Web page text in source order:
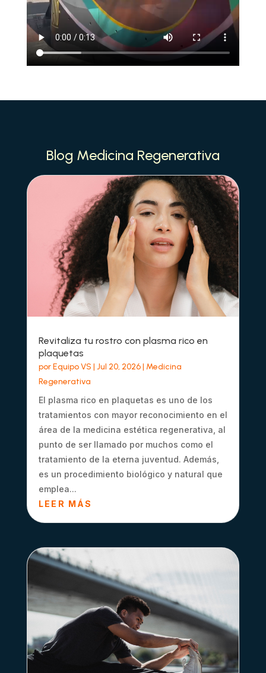
Blog Medicina Regenerativa
Revitaliza tu rostro con plasma rico en
plaquetas
porEquipo VS | Jul 20, 2026| Medicina
Regenerativa
El plasma rico en plaquetas es uno de los
tratamientos con mayor reconocimiento en el
área de la medicina estética regenerativa, al
punto de ser llamado por muchos como el
tratamiento de la eterna juventud. Además,
es un procedimiento biológico y natural que
emplea...
LEER MÁS